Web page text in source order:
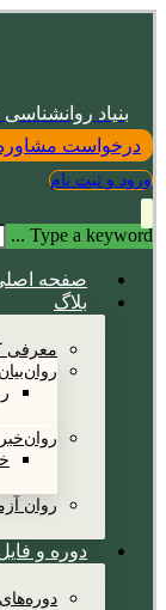
بنیاد
درخواست
ورود و ثبت نام
Type a keyword ...
صفحه
بلاگ
معرفی
روان‌بیان
روان‌خبر
روان
دوره و